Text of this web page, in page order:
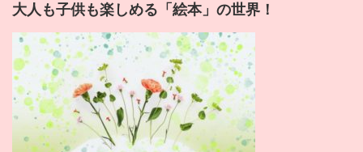
大人も子供も楽しめる「絵本」の世界！